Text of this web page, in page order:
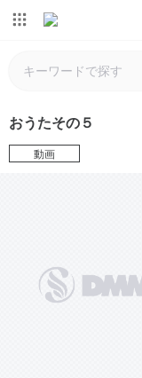
おうたその５
動画